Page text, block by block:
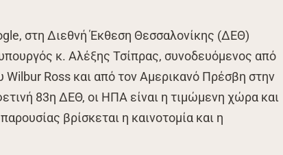
στη Διεθνή Έκθεση Θεσσαλονίκης (ΔΕΘ)
κ. Αλέξης Τσίπρας, συνοδευόμενος από
Ross και από τον Αμερικανό Πρέσβη στην
83η ΔΕΘ, οι ΗΠΑ είναι η τιμώμενη χώρα και
βρίσκεται η καινοτομία και η